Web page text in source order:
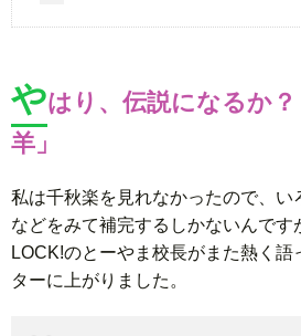
やはり、伝説になるか
羊」
私は千秋楽を見れなかったので、い
などをみて補完するしかないんです
LOCK!のとーやま校長がまた熱く語
ターに上がりました。